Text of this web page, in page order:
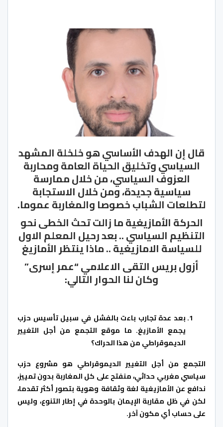
قال إن الهدف الأساسي هو خلخلة المشهد
السياسي وتخليق الحياة العامة ومحاربة
العزوف السياسي، من خلال ممارسة
سياسية جديدة، ومن خلال الاستجابة
لتطلعات الشباب خصوصا والمغاربة عموما.
الحركة الأمازيغية ما زالت تحث الخطى نحو
التنظيم السياسي .. بعد رحيل المعلم الاول
للسياسة الامازيغية .. ماذا ينتظر الأمازيغ
أزول بريس التقى الاعلامي “عمر إسرى”
وكان لنا الحوار التالي:
بعد عدة تجارب باءت بالفشل في سبيل تأسيس حزب
يجمع الأمازيغ. ما موقع التجمع من أجل التغيير
الديموقراطي من هذا الحراك؟
التجمع من أجل التغيير الديموقراطي هو مشروع حزب
سياسي مغربي حداثي، منفتح على كل المغاربة بدون تمييز،
ندافع عن الأمازيغية لغة وثقافة وهوية بتصور أكثر تقدما،
لكن في ظل مقاربة الإيمان بالوحدة في إطار التنوع، وليس
على حساب أي مكون آخر.